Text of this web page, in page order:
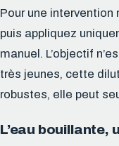
Pour une
puis appliquez
manuel. L’objectif
très jeunes, cette
robustes, elle peut
L’eau bouillante,